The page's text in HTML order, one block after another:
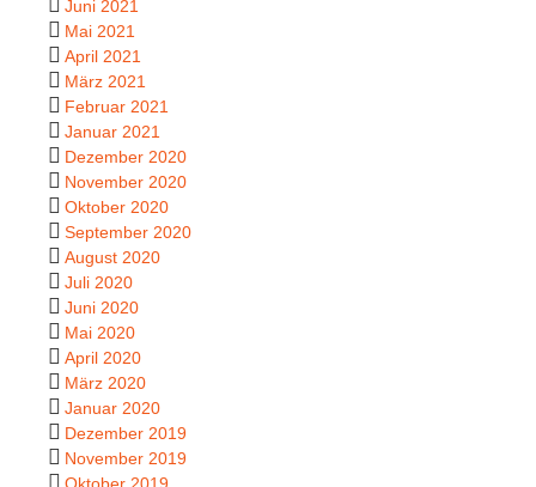
Juni 2021
Mai 2021
April 2021
März 2021
Februar 2021
Januar 2021
Dezember 2020
November 2020
Oktober 2020
September 2020
August 2020
Juli 2020
Juni 2020
Mai 2020
April 2020
März 2020
Januar 2020
Dezember 2019
November 2019
Oktober 2019